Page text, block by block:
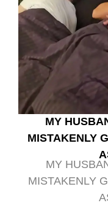
MY
MISTAKENLY
MY
MISTAKENLY